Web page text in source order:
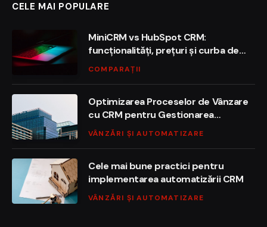
CELE MAI POPULARE
MiniCRM vs HubSpot CRM:
funcționalități, prețuri și curba de
învățare
COMPARAȚII
Optimizarea Proceselor de Vânzare
cu CRM pentru Gestionarea
Contractelor
VÂNZĂRI ȘI AUTOMATIZARE
Cele mai bune practici pentru
implementarea automatizării CRM
VÂNZĂRI ȘI AUTOMATIZARE